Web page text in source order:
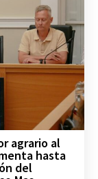
agrario al
hasta
del